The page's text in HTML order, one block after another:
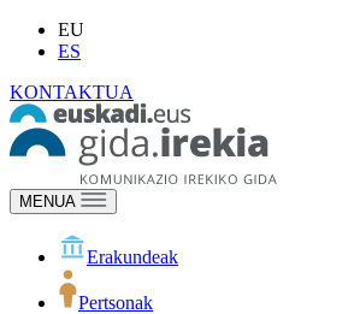
EU
ES
KONTAKTUA
MENUA
Erakundeak
Pertsonak